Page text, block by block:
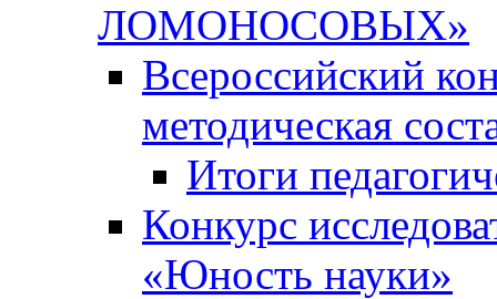
ЛОМОНОСОВЫХ»
Всероссийский
методическая
Итоги
Конкурс
«Юность науки»